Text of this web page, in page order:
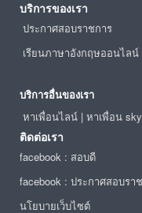
บริการของเรา
ประกาศสอบราชการ
เรียนภาษาอังกฤษออนไลน์
บริการอื่นของเรา
หาเพื่อนไลน์ | หาเพื่อน
ติดต่อเรา
facebook : สอบดี
facebook : ประกาศสอบรา
นโยบายเว็บไซต์